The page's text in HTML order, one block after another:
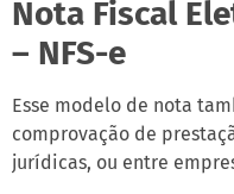
Nota Fiscal
– NFS-e
Esse modelo de nota
comprovação de
jurídicas, ou entre